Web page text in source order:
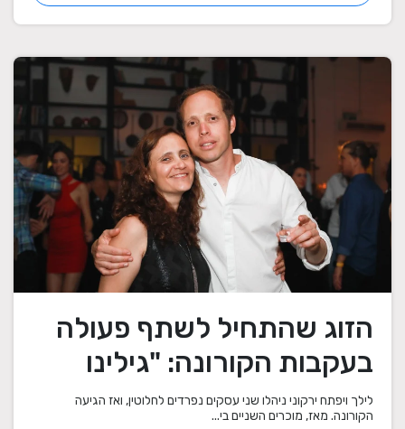
הזוג שהתחיל לשתף פעולה
בעקבות הקורונה: "גילינו
שהמוצרים שלנו משלימים"
לילך ויפתח ירקוני ניהלו שני עסקים נפרדים לחלוטין, ואז הגיעה
הקורונה. מאז, מוכרים השניים בי...